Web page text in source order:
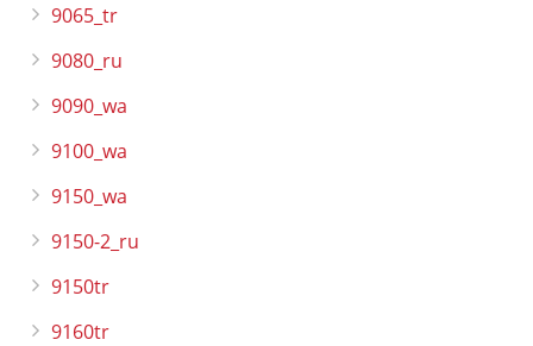
9065_tr
9080_ru
9090_wa
9100_wa
9150_wa
9150-2_ru
9150tr
9160tr